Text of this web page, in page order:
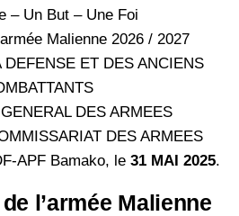
– Un But – Une Foi
Malienne 2026 / 2027
ET DES ANCIENS
DES ARMEES
DES ARMEES
APF Bamako, le 31 MAI 2025.
l’armée Malienne